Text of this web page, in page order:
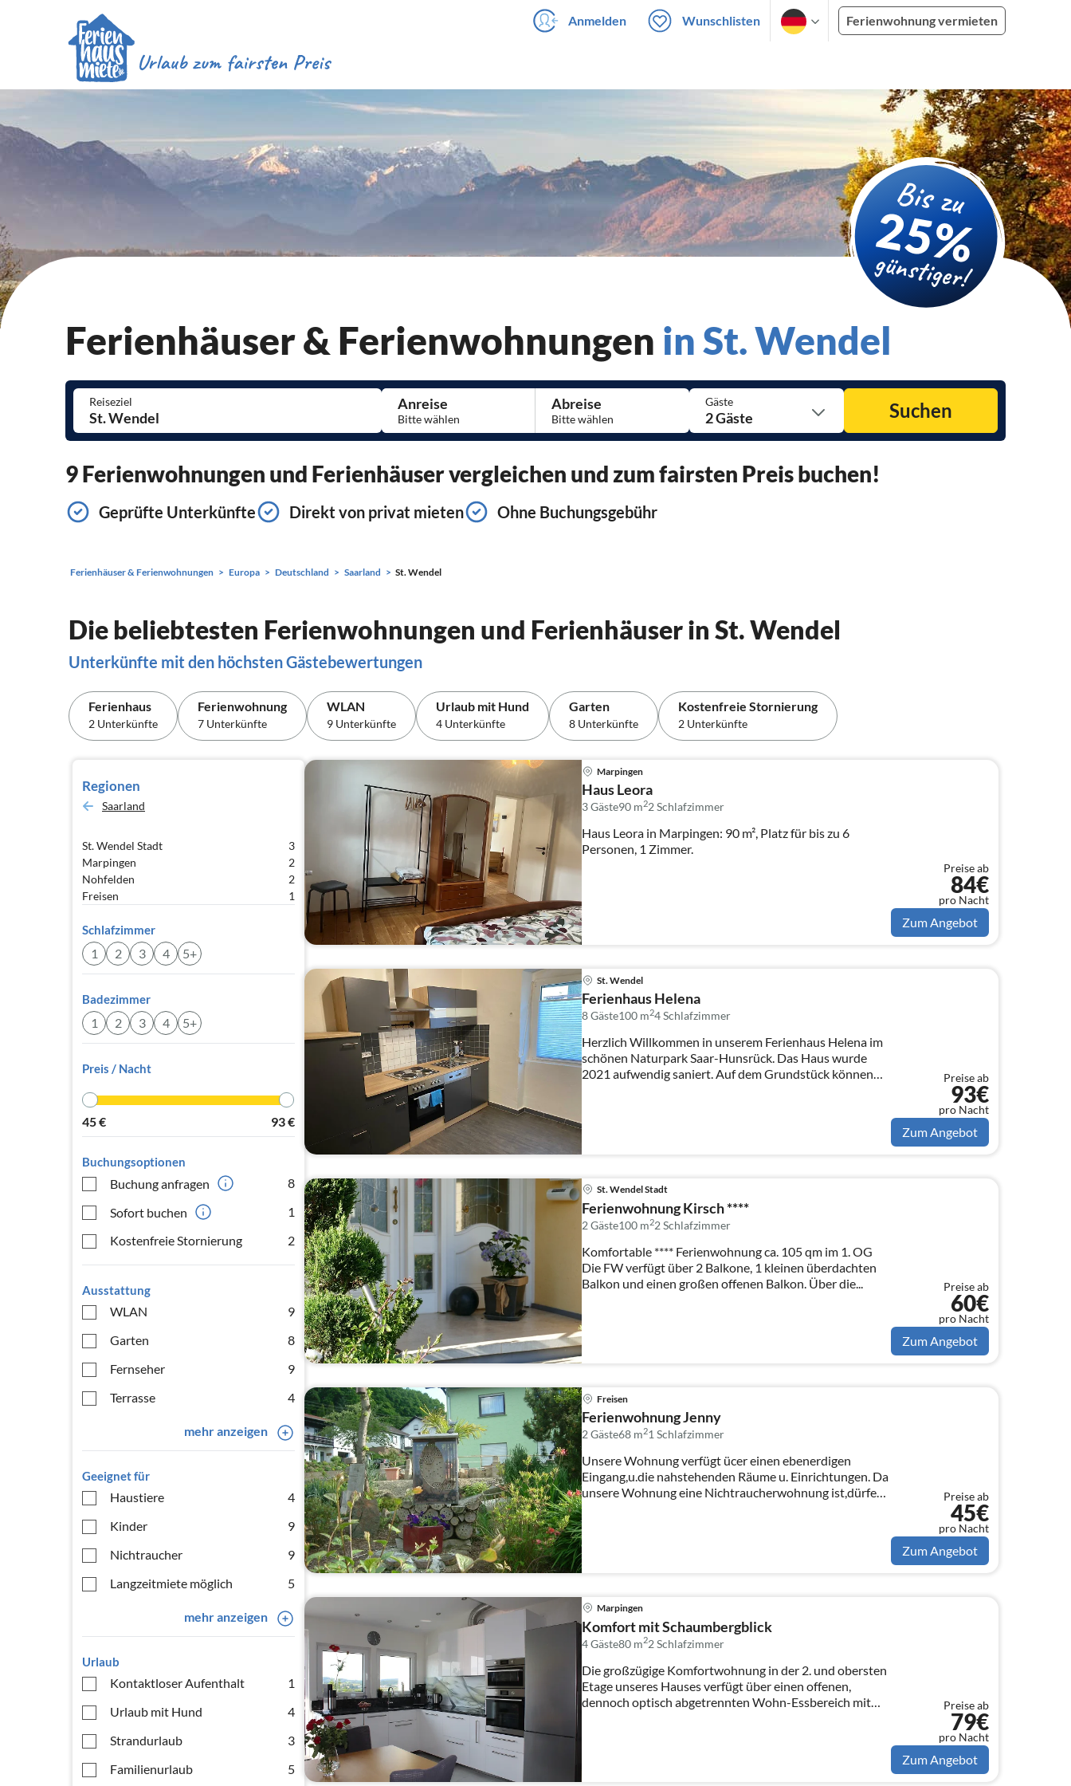
Anmelden Wunschlisten Ferienwohnung vermieten
Ferienhäuser & Ferienwohnungen in St. Wendel
Reiseziel Anreise Abreise Gäste
2 Gäste Suchen
9 Ferienwohnungen und Ferienhäuser vergleichen und zum fairsten Preis buchen!
Geprüfte Unterkünfte Direkt von privat mieten Ohne Buchungsgebühr
Ferienhäuser & Ferienwohnungen Europa Deutschland Saarland St. Wendel
Die beliebtesten Ferienwohnungen und Ferienhäuser in St. Wendel
Unterkünfte mit den höchsten Gästebewertungen
Ferienhaus
2 Unterkünfte
Ferienwohnung
7 Unterkünfte
WLAN
9 Unterkünfte
Urlaub mit Hund
4 Unterkünfte
Garten
8 Unterkünfte
Kostenfreie Stornierung
2 Unterkünfte
Regionen
Saarland
St. Wendel Stadt
3
Marpingen
2
Nohfelden
2
Freisen
1
Schlafzimmer
1 2 3 4 5+
Badezimmer
1 2 3 4 5+
Preis / Nacht
45€ 93€
Buchungsoptionen
Buchung anfragen
8
Sofort buchen
1
Kostenfreie Stornierung
2
Ausstattung
WLAN
9
Garten
8
Fernseher
9
Terrasse
4
mehr anzeigen
Geeignet für
Haustiere
4
Kinder
9
Nichtraucher
9
Langzeitmiete möglich
5
mehr anzeigen
Urlaub
Kontaktloser Aufenthalt
1
Urlaub mit Hund
4
Strandurlaub
3
Familienurlaub
5
Marpingen
Haus Leora
3 Gäste90 m22Schlafzimmer
Haus Leora in Marpingen: 90 m², Platz für bis zu 6
Personen, 1 Zimmer.
Preise ab
84€
pro Nacht
Zum Angebot
St. Wendel
Ferienhaus Helena
8 Gäste100 m24Schlafzimmer
Herzlich Willkommen in unserem Ferienhaus Helena im
schönen Naturpark Saar-Hunsrück. Das Haus wurde
2021 aufwendig saniert. Auf dem Grundstück können
Preise ab
93€
pro Nacht
Zum Angebot
St. Wendel Stadt
Ferienwohnung Kirsch ****
2 Gäste100 m22Schlafzimmer
Komfortable **** Ferienwohnung ca. 105 qm im 1. OG
Die FW verfügt über 2 Balkone, 1 kleinen überdachten
Balkon und einen großen offenen Balkon. Über die...
Preise ab
60€
pro Nacht
Zum Angebot
Freisen
Ferienwohnung Jenny
2 Gäste68 m21Schlafzimmer
Unsere Wohnung verfügt ücer einen ebenerdigen
Eingang,u.die nahstehenden Räume u. Einrichtungen. Da
unsere Wohnung eine Nichtraucherwohnung ist,dürfen
Preise ab
45€
pro Nacht
Zum Angebot
Marpingen
Komfort mit Schaumbergblick
4 Gäste80 m22Schlafzimmer
Die großzügige Komfortwohnung in der 2. und obersten
Etage unseres Hauses verfügt über einen offenen,
dennoch optisch abgetrennten Wohn-Essbereich mit
Preise ab
79€
pro Nacht
Zum Angebot